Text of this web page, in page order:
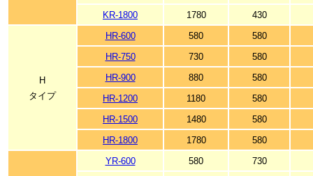
KR-1800
1780 430
H
タイプ
HR-600 580
580
HR-750
730
580
HR-900
880
580
HR-1200
1180
580
HR-1500
1480
580
HR-1800
1780 580
YR-600 580
730